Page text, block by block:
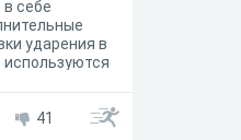
себе
ударения в
используются
41